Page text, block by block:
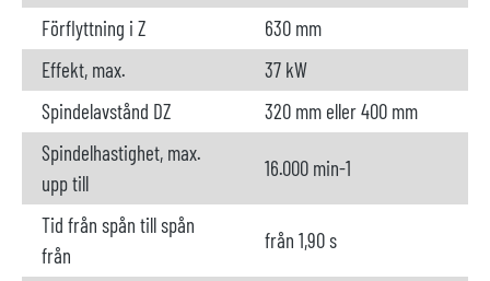
Förflyttning i Z
630 mm
Effekt, max.
37 kW
Spindelavstånd DZ
320 mm eller 400 mm
Spindelhastighet, max.
upp till
16.000 min-1
Tid från spån till spån
från
från 1,90 s